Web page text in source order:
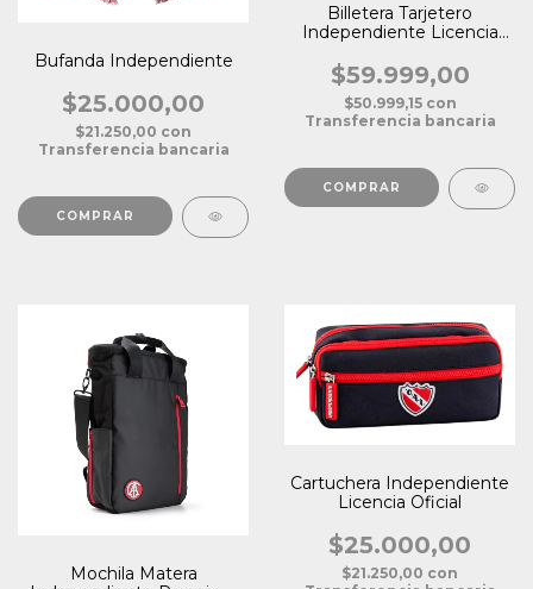
Bufanda Independiente
$25.000,00
$21.250,00 con
Transferencia bancaria
COMPRAR
Billetera Tarjetero
Independiente Licencia
$59.999,00
$50.999,15 con
Transferencia bancaria
Mochila Matera
Cartuchera Independiente
Licencia Oficial
$25.000,00
$21.250,00 con